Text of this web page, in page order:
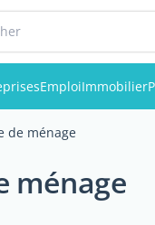
EmploiImmobilier
de ménage
ménage